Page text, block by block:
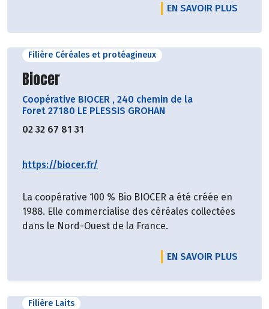
EN SAVOIR PLUS
Filière Céréales et protéagineux
Découvrir le producteur
Biocer
Coopérative BIOCER , 240 chemin de la
Foret 27180 LE PLESSIS GROHAN
02 32 67 81 31
https://biocer.fr/
La coopérative 100 % Bio BIOCER a été créée en
1988. Elle commercialise des céréales collectées
dans le Nord-Ouest de la France.
EN SAVOIR PLUS
Filière Laits